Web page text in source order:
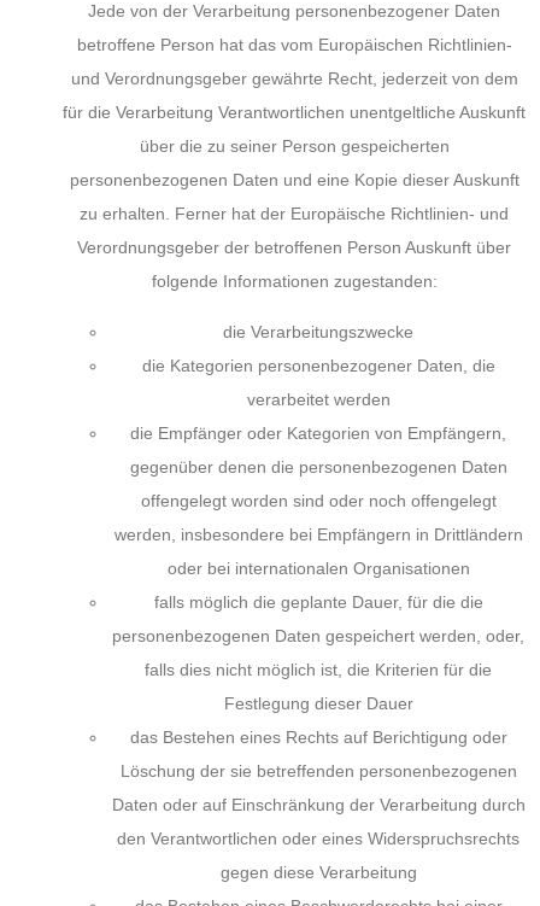
Jede von der Verarbeitung personenbezogener Daten
betroffene Person hat das vom Europäischen Richtlinien-
und Verordnungsgeber gewährte Recht, jederzeit von dem
für die Verarbeitung Verantwortlichen unentgeltliche Auskunft
über die zu seiner Person gespeicherten
personenbezogenen Daten und eine Kopie dieser Auskunft
zu erhalten. Ferner hat der Europäische Richtlinien- und
Verordnungsgeber der betroffenen Person Auskunft über
folgende Informationen zugestanden:
die Verarbeitungszwecke
die Kategorien personenbezogener Daten, die
verarbeitet werden
die Empfänger oder Kategorien von Empfängern,
gegenüber denen die personenbezogenen Daten
offengelegt worden sind oder noch offengelegt
werden, insbesondere bei Empfängern in Drittländern
oder bei internationalen Organisationen
falls möglich die geplante Dauer, für die die
personenbezogenen Daten gespeichert werden, oder,
falls dies nicht möglich ist, die Kriterien für die
Festlegung dieser Dauer
das Bestehen eines Rechts auf Berichtigung oder
Löschung der sie betreffenden personenbezogenen
Daten oder auf Einschränkung der Verarbeitung durch
den Verantwortlichen oder eines Widerspruchsrechts
gegen diese Verarbeitung